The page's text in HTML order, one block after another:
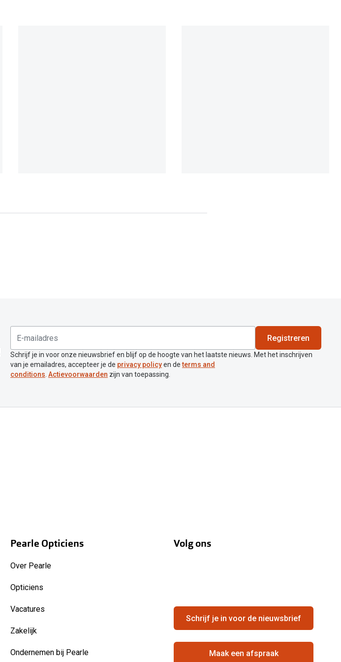
Registreren
Schrijf je in voor onze nieuwsbrief en blijf op de hoogte van het laatste nieuws. Met het inschrijven
van je emailadres, accepteer je de privacy policyen determs and
conditions. Actievoorwaarden zijn van toepassing.
Pearle Opticiens
Over Pearle
Opticiens
Vacatures
Zakelijk
Ondernemen bij Pearle
Volg ons
Schrijf je in voor de nieuwsbrief
Maak een afspraak